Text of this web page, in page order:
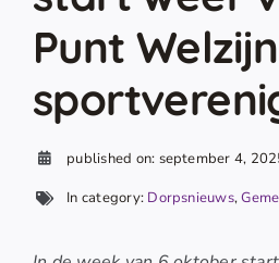
Punt
published on: september 4,
In category: Dorpsnieuws,